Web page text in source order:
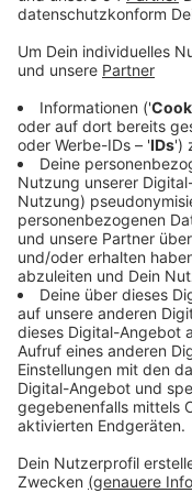
Anzeige
Es fordert aber,
folgen, um neue
nun auch Druck auf
Bundesregierung
Vorschlag: Der
Schulden und
Sozialausgaben der
wie
zahlen - und sich
Unsere Stadt will
rechnet allein
dreistelliger
Anzeige